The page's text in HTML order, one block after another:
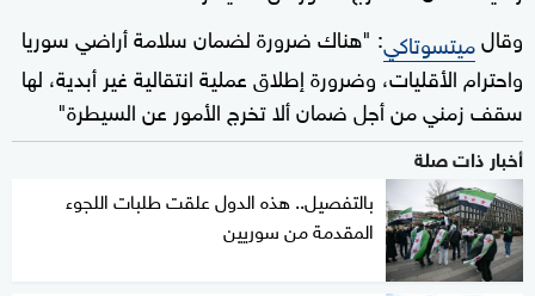
وقالميتسوتاكي: "هناك ضرورة لضمان سلامة أراضي سوريا
واحترام الأقليات، وضرورة إطلاق عملية انتقالية غير أبدية، لها
سقف زمني من أجل ضمان ألا تخرج الأمور عن السيطرة"
أخبار ذات صلة
بالتفصيل.. هذه الدول علقت طلبات اللجوء
المقدمة من سوريين